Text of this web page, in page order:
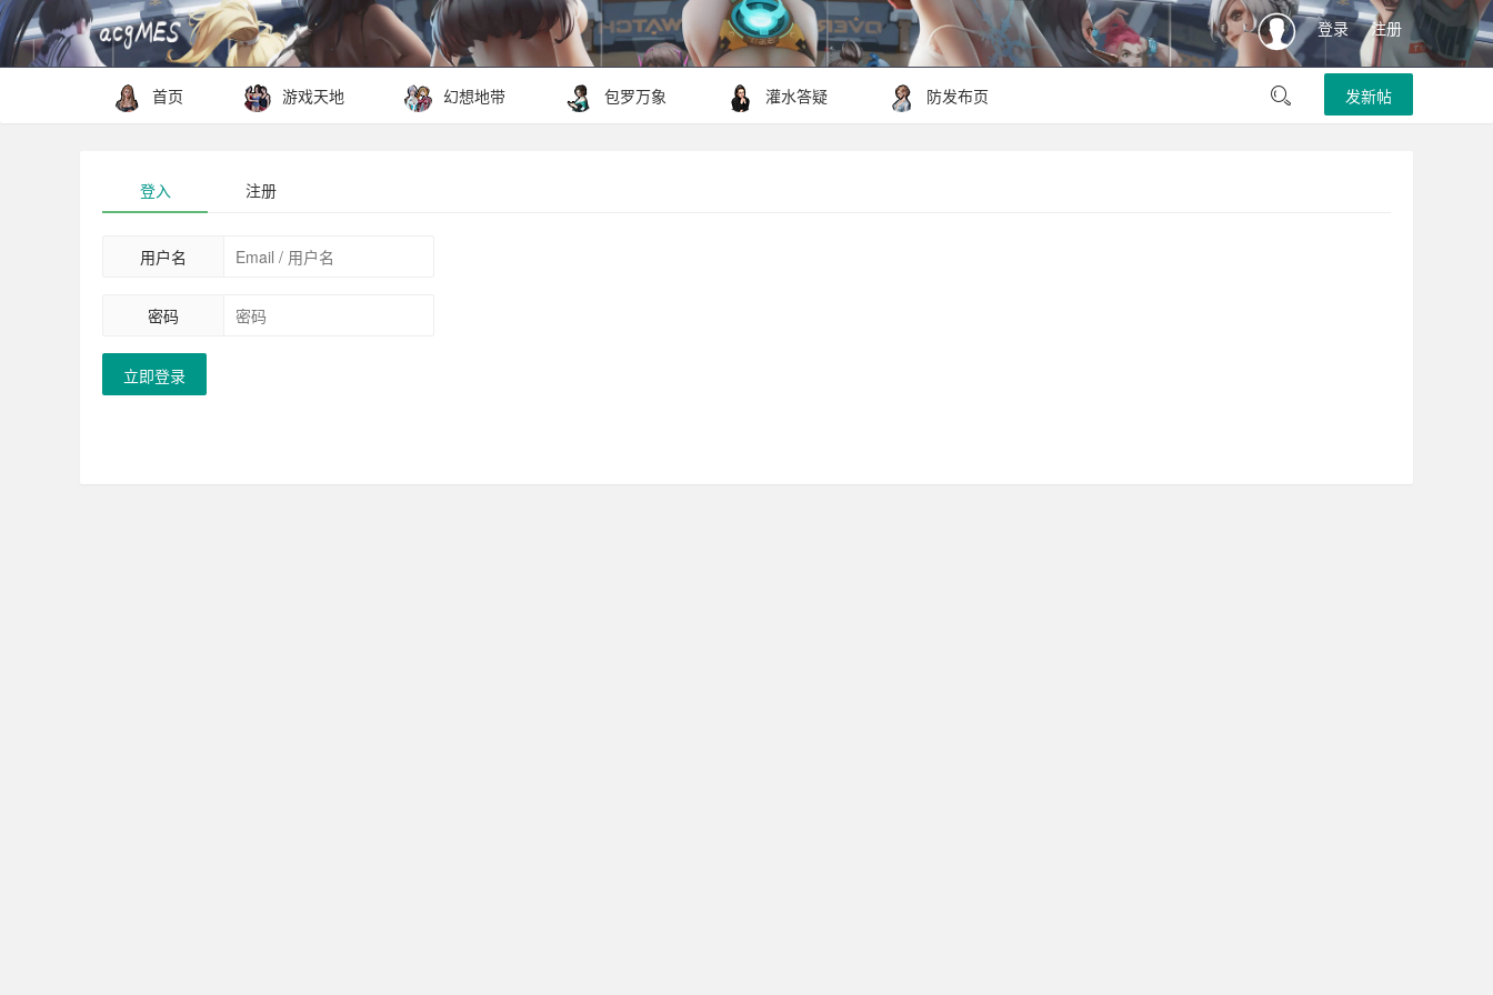
登录 注册
首页 游戏天地 幻想地带 包罗万象 灌水答疑 防发布页 发新帖
登入 注册
用户名
密码
立即登录